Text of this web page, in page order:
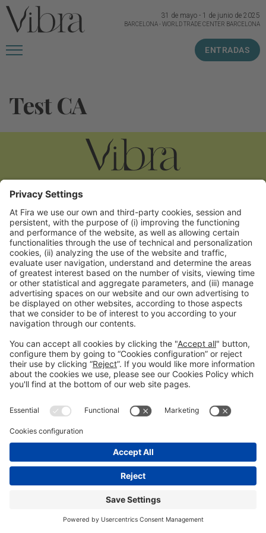
ENTRADAS
31 de mayo- 1 de junio de 2025
BARCELONA-WORLD TRADE CENTER BARCELONA
Test CA
#Vibrabcn
a les xarxes socials
© 2026 Fira de Barcelona